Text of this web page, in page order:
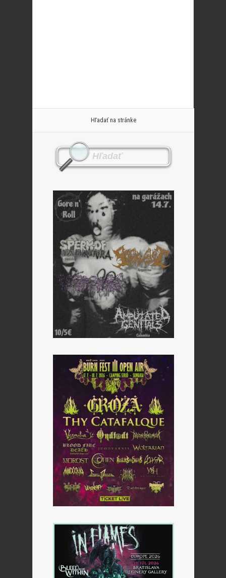
Hľadať na stránke